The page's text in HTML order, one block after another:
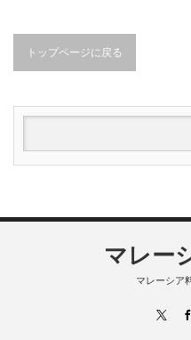
トップページに戻る
マレー
マレーシア
RSS